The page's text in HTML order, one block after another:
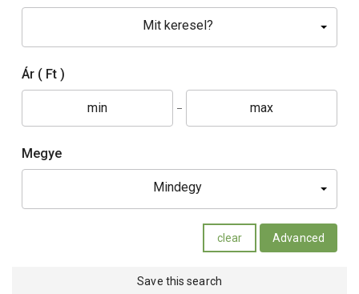
Mit keresel?
Ár ( Ft )
Megye
Mindegy
clear Advanced
Save this search